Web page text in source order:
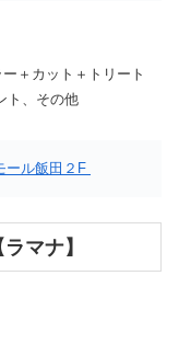
＋カット＋トリート
ト、その他
ル飯田２F
マナ】